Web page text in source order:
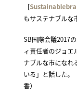
［
もサステナブルな
SB国際会議2017
ィ責任者のジョエ
ナブルな市になれ
いる」と話した。
香）